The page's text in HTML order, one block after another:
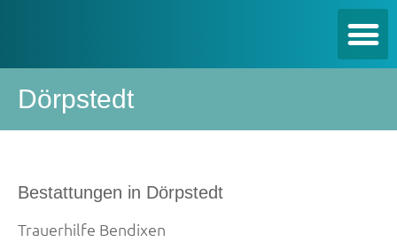
Dörpstedt
Bestattungen in Dörpstedt
Trauerhilfe Bendixen